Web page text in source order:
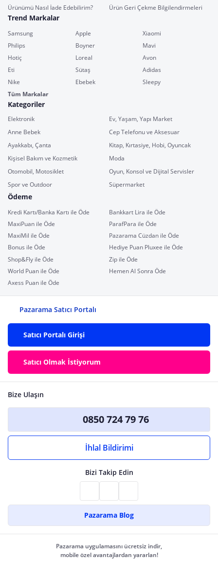
Ürünümü Nasıl İade Edebilirim?
Ürün Geri Çekme Bilgilendirmeleri
Trend Markalar
Samsung Apple
Xiaomi
Philips
Boyner
Mavi
Hotiç
Loreal
Avon
Eti
Sütaş
Adidas
Nike
Ebebek
Sleepy
Tüm Markalar
Kategoriler
Elektronik
Ev, Yaşam, Yapı Market
Anne Bebek
Cep Telefonu ve Aksesuar
Ayakkabı, Çanta
Kitap, Kırtasiye, Hobi, Oyuncak
Kişisel Bakım ve Kozmetik
Moda
Otomobil, Motosiklet
Oyun, Konsol ve Dijital Servisler
Spor ve Outdoor
Süpermarket
Ödeme
Kredi Kartı/Banka Kartı ile Öde
Bankkart Lira ile Öde
MaxiPuan ile Öde
ParafPara ile Öde
MaxiMil ile Öde
Pazarama Cüzdan ile Öde
Bonus ile Öde
Hediye Puan Pluxee ile Öde
Shop&Fly ile Öde
Zip ile Öde
World Puan ile Öde
Hemen Al Sonra Öde
Axess Puan ile Öde
Pazarama Satıcı Portalı
Satıcı Portalı Girişi
Satıcı Olmak İstiyorum
Bize Ulaşın
0850 724 79 76
İhlal Bildirimi
Bizi Takip Edin
Pazarama Blog
Pazarama uygulamasını ücretsiz indir,
mobile özel avantajlardan yararlan!